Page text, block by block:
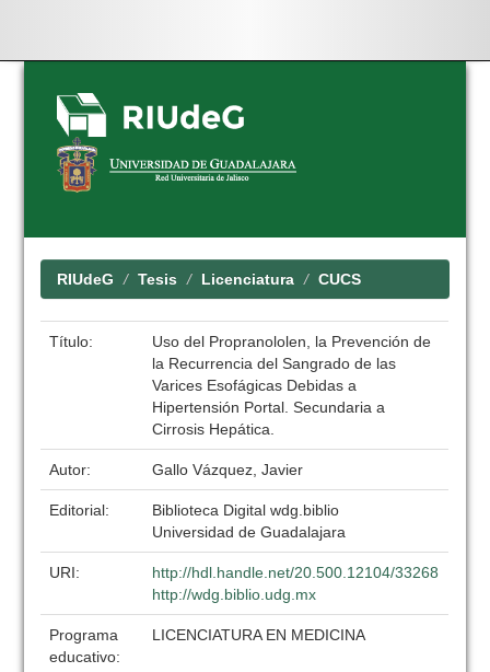
Skip
navigation
RIUdeG Tesis Licenciatura CUCS
Título:
Uso del Propranololen, la Prevención de
la Recurrencia del Sangrado de las
Varices Esofágicas Debidas a
Hipertensión Portal. Secundaria a
Cirrosis Hepática.
Autor: Gallo Vázquez, Javier
Editorial:
Biblioteca Digital wdg.biblio
Universidad de Guadalajara
URI:
http://hdl.handle.net/20.500.12104/33268
http://wdg.biblio.udg.mx
Programa
educativo:
LICENCIATURA EN MEDICINA